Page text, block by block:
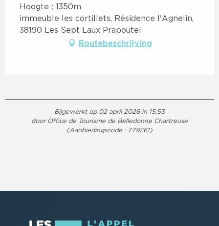
Hoogte : 1350m
immeuble les cortillets, Résidence l'Agnelin,
38190 Les Sept Laux Prapoutel
Routebeschrijving
Bijgewerkt op 02 april 2026 in 15:53
door Office de Tourisme de Belledonne Chartreuse
(Aanbiedingscode : 779261)